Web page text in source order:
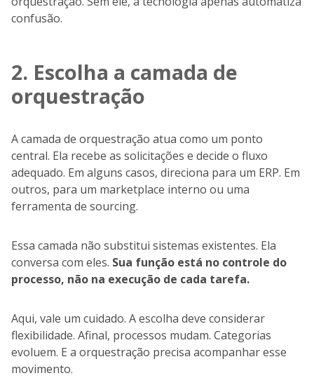
confusão.
2. Escolha a camada de
orquestração
A camada de orquestração atua como um ponto
central. Ela recebe as solicitações e decide o fluxo
adequado. Em alguns casos, direciona para um ERP. Em
outros, para um marketplace interno ou uma
ferramenta de sourcing.
Essa camada não substitui sistemas existentes. Ela
conversa com eles. Sua função está no controle do
processo, não na execução de cada tarefa.
Aqui, vale um cuidado. A escolha deve considerar
flexibilidade. Afinal, processos mudam. Categorias
evoluem. E a orquestração precisa acompanhar esse
movimento.